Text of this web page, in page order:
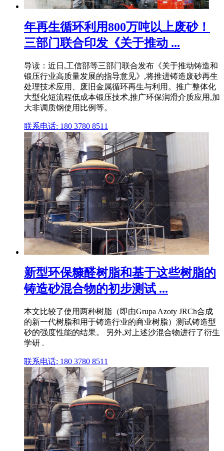
年再生循环利用800万吨以上废砂！
三部门联合印发《关于推动 ...
导读：近日,工信部等三部门联合发布《关于推动铸造和
锻压行业高质量发展的指导意见》,将推进铸造废砂再生
处理技术应用、废旧金属循环再生与利用。推广整体化
大型化短流程低成本锻压技术,推广环保润滑介质应用,加
大非调质钢使用比例等。
联系电话: 180 3780 8511
新型环保糠醛树脂和基于这些树脂的
铸造砂混合物的初步测试 ...
本文比较了使用两种树脂（即由Grupa Azoty JRCh合成
的新一代树脂和用于铸造行业的商业树脂）测试铸造型
砂的强度性能的结果。 另外,对上述沙混合物进行了衍生
学研 .
联系电话: 180 3780 8511